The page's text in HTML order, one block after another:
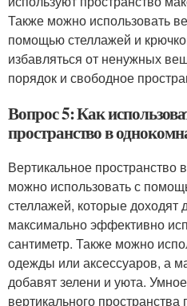
Также можно использовать
помощью стеллажей и
избавляться от ненужных
порядок и свободное
Вопрос 5: Как
пространство в
Вертикальное пространство
можно использовать с
стеллажей, которые доходят
максимально эффективно
сантиметр. Также можно
одежды или аксессуаров, а
добавят зелени и уюта.
вертикального пространства